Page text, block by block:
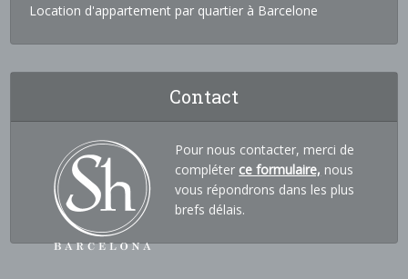
Location d'appartement par quartier à Barcelone
Contact
Pour nous contacter, merci de
compléter ce formulaire, nous
vous répondrons dans les plus
brefs délais.